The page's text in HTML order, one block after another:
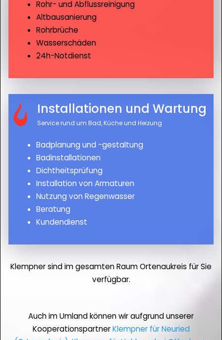
Rohr- und Abflussreinigung
Altbausanierung
Rohrbrüche
Wasserschäden
24h-Notdienst
Installationen und Wartung
Service rund um Bad, Küche und Heizung
Badplanung und -gestaltung
Badinstallationen
Dichtheitsprüfung
Installation von Armaturen
Nutzung von Regenwasser
Beratung
Kundendienst
Klempner sind im gesamten Raum Ortenaukreis für Sie
verfügbar.
Auch im Umland können wir aufgrund unserer
KooperationspartnerKlempner für Neuried